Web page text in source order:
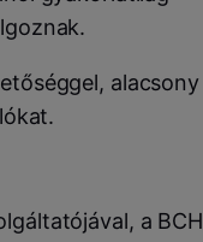
alacsony
a BCH